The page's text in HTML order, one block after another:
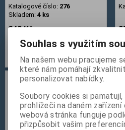
Katalogové číslo: 276
Skladem: 4 ks
248 Kč
Souhlas s využitím
Na našem webu pracujeme
které nám pomáhají
personalizovat nabídky.
Soubory cookies si
prohlížeči na daném
webová stránka funguje
přizpůsobit vašim